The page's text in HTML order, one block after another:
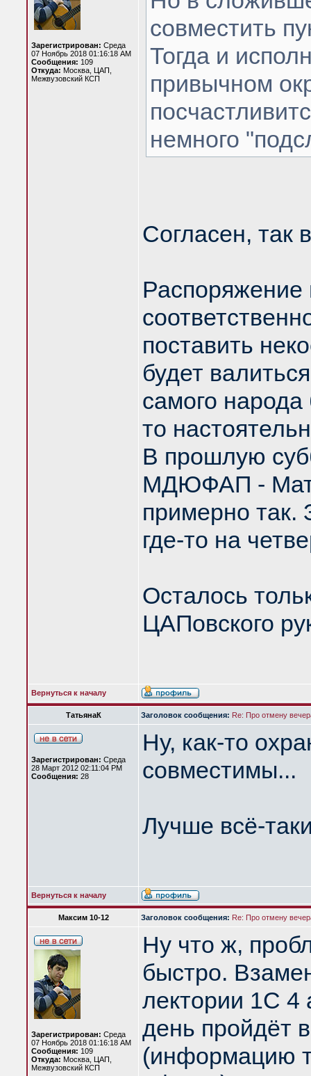
Зарегистрирован: Среда
07 Ноябрь 2018 01:16:18 AM
Сообщения: 109
Откуда: Москва, ЦАП,
Межвузовский КСП
совместить
Тогда и
привычном
немного
Согласен, так
Распоряжение
поставить
будет
самого народа
то
В прошлую
МДЮФАП -
примерно так.
где-то на
Осталось
ЦАПовского
Вернуться к началу
ТатьянаК Заголовок сообщения: Re: Про отмену
Зарегистрирован: Среда
28 Март 2012 02:11:04 PM
Сообщения: 28
Ну, как-то
совместимы...
Лучше всё-
Вернуться к началу
Максим 10-12 Заголовок сообщения: Re: Про отмену
Зарегистрирован: Среда
07 Ноябрь 2018 01:16:18 AM
Сообщения: 109
Откуда: Москва, ЦАП,
Межвузовский КСП
Ну что ж,
быстро.
лектории 1С 4
день пройдёт
(информацию